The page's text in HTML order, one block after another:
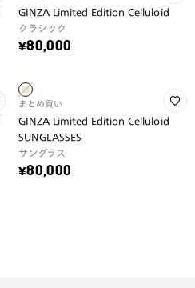
GINZA Limited Edition Celluloid
クラシック
¥80,000
まとめ買い
GINZA Limited Edition Celluloid
SUNGLASSES
サングラス
¥80,000